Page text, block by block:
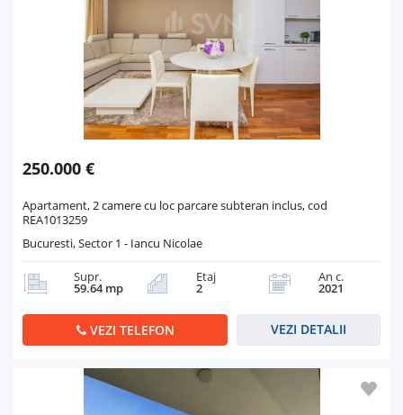
250.000 €
Apartament, 2 camere cu loc parcare subteran inclus, cod
REA1013259
Bucuresti, Sector 1 - Iancu Nicolae
Supr.
59.64 mp
Etaj
2
An c.
2021
VEZI TELEFON VEZI DETALII